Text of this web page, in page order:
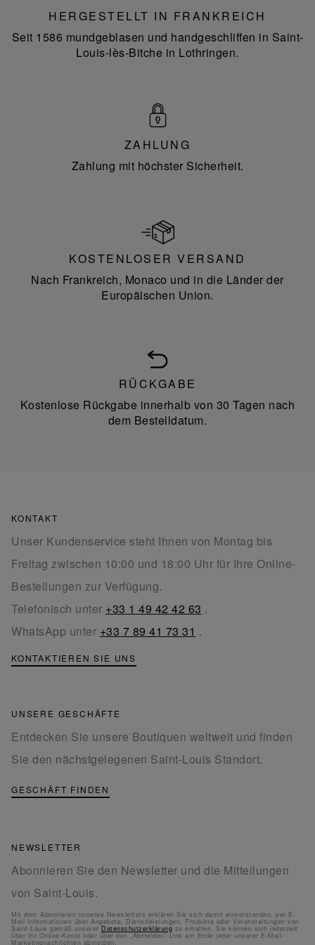
HERGESTELLT IN FRANKREICH
Seit 1586 mundgeblasen und handgeschliffen in Saint-
Louis-lès-Bitche in Lothringen.
ZAHLUNG
Zahlung mit höchster Sicherheit.
KOSTENLOSER VERSAND
Nach Frankreich, Monaco und in die Länder der
Europäischen Union.
RÜCKGABE
Kostenlose Rückgabe innerhalb von 30 Tagen nach
dem Bestelldatum.
KONTAKT
Unser Kundenservice steht Ihnen von Montag bis
Freitag zwischen 10:00 und 18:00 Uhr für Ihre Online-
Bestellungen zur Verfügung.
Telefonisch unter +33 1 49 42 42 63 .
WhatsApp unter +33 7 89 41 73 31 .
KONTAKTIEREN SIE UNS
UNSERE GESCHÄFTE
Entdecken Sie unsere Boutiquen weltweit und finden
Sie den nächstgelegenen Saint-Louis Standort.
GESCHÄFT FINDEN
NEWSLETTER
Abonnieren Sie den Newsletter und die Mitteilungen
von Saint-Louis.
Mit dem Abonnieren unseres Newsletters erklären Sie sich damit einverstanden, per E-
Mail Informationen über Angebote, Dienstleistungen, Produkte oder Veranstaltungen von
Saint-Louis gemäß unserer Datenschutzerklärung zu erhalten. Sie können sich jederzeit
über Ihr Online-Konto oder über den „Abmelden“-Link am Ende jeder unserer E-Mail-
Marketingnachrichten abmelden.